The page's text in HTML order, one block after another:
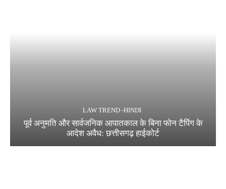
LAW TREND -HINDI
पूर्व अनुमति और सार्वजनिक आपातकाल के बिना फोन टैपिंग के
आदेश अवैध: छत्तीसगढ़ हाईकोर्ट